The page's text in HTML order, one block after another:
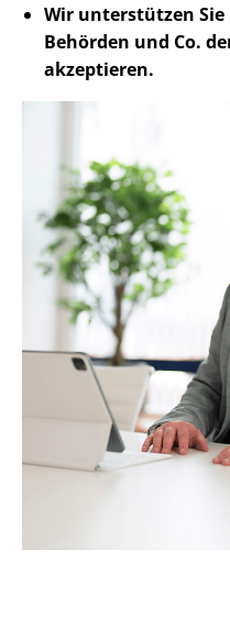
Wir unterstützen Sie
Behörden und Co.
akzeptieren.